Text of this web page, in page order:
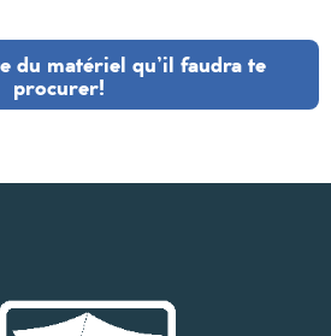
du matériel qu’il faudra te
procurer!